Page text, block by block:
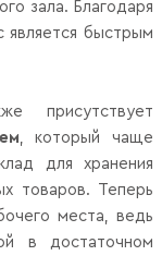
зала. Благодаря
является быстрым
присутствует
, который чаще
для хранения
товаров. Теперь
места, ведь
в достаточном